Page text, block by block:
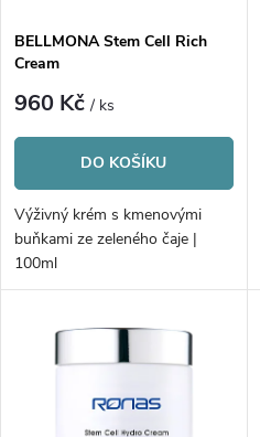
p
r
o
d
u
s
p
r
o
d
u
BELLMONA Stem Cell Rich
Cream
960 Kč/ ks
DO KOŠÍKU
Výživný krém s kmenovými
buňkami ze zeleného čaje |
100ml